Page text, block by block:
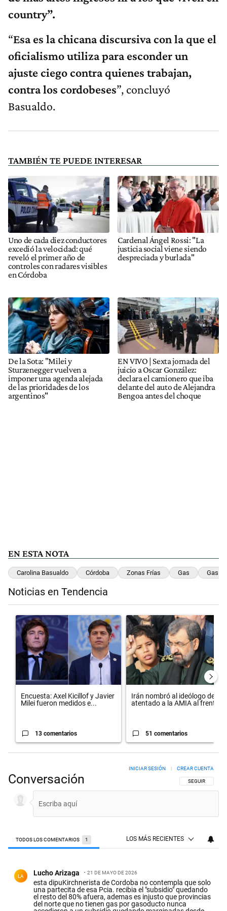
country”.
“Esa es la chicana discursiva con la que el
oficialismo utiliza para esconder un
ajuste ciego contra quienes trabajan,
contra los cordobeses”, concluyó
Basualdo.
TAMBIÉN TE PUEDE INTERESAR
Uno de cada diez conductores
excedió la velocidad: qué
reveló el primer año de
controles con radares visibles
en Córdoba
Cardenal Ángel Rossi: "La
justicia social viene siendo
despreciada y burlada"
De la Sota: "Milei y
Sturzenegger vuelven a
imponer una agenda alejada
de las prioridades de los
argentinos"
EN VIVO | Sexta jornada del
juicio a Oscar González:
declara el camionero que iba
delante del auto de Alejandra
Bengoa antes del choque
EN ESTA NOTA
Carolina Basualdo Córdoba Zonas Frías Gas Gas
Noticias en Tendencia
Un artículo de tendencia con el título "Encuesta: Axel Kicillof y
Encuesta: Axel Kicillof y Javier
Milei fueron medidos e...
13 comentarios
Un artículo de tendencia con el
Irán nombró al ideólogo del
atentado a la AMIA al frent...
51 comentarios
Conversación SIGA ESTA
SEGUIR
INICIAR SESIÓN CREAR CUENTA
TODOS LOS COMENTARIOS 1 LOS MÁS RECIENTES
LA Lucho Arizaga 21 DE MAYO DE 2026
esta dipuKirchnerista de Cordoba no contempla que solo
una partecita de esa Pcia. recibia el "subsidio" quedando
el resto del 80% afuera, ademas es injusto que provincias
del norte que no tienen gas por gasoducto nunca